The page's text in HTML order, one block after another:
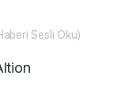
Sesli Oku)